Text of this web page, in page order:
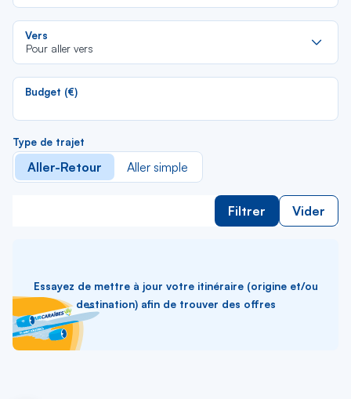
Vers
Pour aller vers
Budget (€)
Type de trajet
Aller-Retour Aller simple
Filtrer Vider
Essayez de mettre à jour votre itinéraire (origine et/ou
destination) afin de trouver des offres